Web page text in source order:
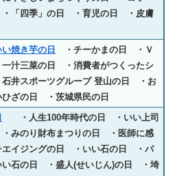
「四季」の日 ・育児の日 ・皮膚
い焼き芋の日
・チーかまの日 ・Ｖ
汁三菜の日 ・消費者がつくったシ
井スポーツグループ 登山の日 ・お
ざの日 ・茨城県民の日
・人生100年時代の日 ・いい上司
・みのり財布まつりの日 ・医師に感
イジングの日 ・いい石の日 ・パ
石の日 ・盛人(せいじん)の日 ・埼